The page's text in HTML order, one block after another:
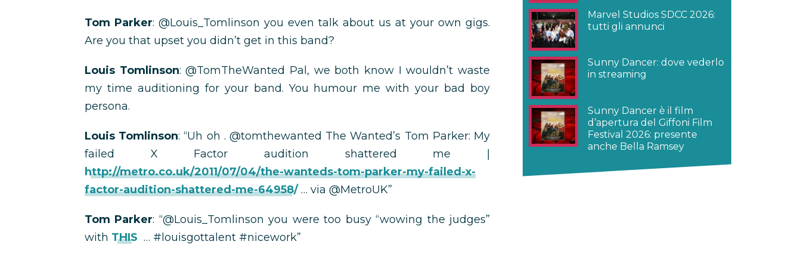
Tom Parker: @Louis_Tomlinson you even talk about us at your own gigs.
Are you that upset you didn’t get in this band?
Louis Tomlinson: @TomTheWanted Pal, we both know I wouldn’t waste
my time auditioning for your band. You humour me with your bad boy
persona.
Louis Tomlinson: “Uh oh . @tomthewanted The Wanted’s Tom Parker: My
failed X Factor audition shattered me |
http://metro.co.uk/2011/07/04/the-wanteds-tom-parker-my-failed-x-
factor-audition-shattered-me-64958/… via @MetroUK”
Tom Parker: “@Louis_Tomlinson you were too busy “wowing the judges”
with THIS … #louisgottalent #nicework”
Marvel Studios SDCC 2026:
tutti gli annunci
Sunny Dancer: dove vederlo
in streaming
Sunny Dancer è il film
d’apertura del Giffoni Film
Festival 2026: presente
anche Bella Ramsey